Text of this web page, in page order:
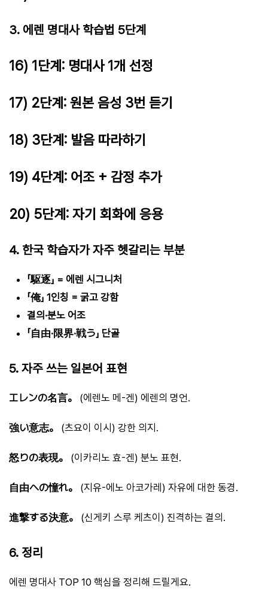
3. 에렌 명대사 학습법 5단계
16) 1단계: 명대사 1개 선정
17) 2단계: 원본 음성 3번 듣기
18) 3단계: 발음 따라하기
19) 4단계: 어조 + 감정 추가
20) 5단계: 자기 회화에 응용
4. 한국 학습자가 자주 헷갈리는 부분
「駆逐」 = 에렌 시그니처
「俺」 1인칭 = 굵고 강함
결의·분노 어조
「自由·限界·戦う」 단골
5. 자주 쓰는 일본어 표현
エレンの名言。 (에렌노 메-겐) 에렌의 명언.
強い意志。 (츠요이 이시) 강한 의지.
怒りの表現。 (이카리노 효-겐) 분노 표현.
自由への憧れ。 (지유-에노 아코가레) 자유에 대한 동경.
進撃する決意。 (신게키 스루 케츠이) 진격하는 결의.
6. 정리
에렌 명대사 TOP 10 핵심을 정리해 드릴게요.